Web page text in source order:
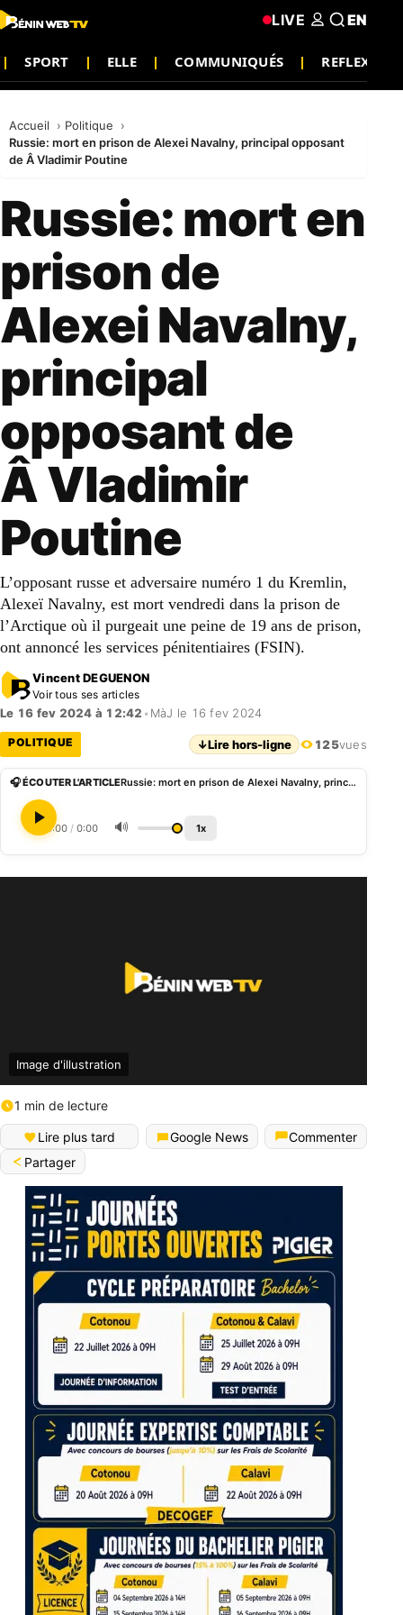
SPORT ELLE COMMUNIQUÉS REFLEXION
LIVE EN
Accueil
Politique
Russie: mort en prison de Alexei Navalny, principal opposant
de Â Vladimir Poutine
Russie: mort en
prison de
Alexei Navalny,
principal
opposant de
Â Vladimir
Poutine
L’opposant russe et adversaire numéro 1 du Kremlin,
Alexeï Navalny, est mort vendredi dans la prison de
l’Arctique où il purgeait une peine de 19 ans de prison,
ont annoncé les services pénitentiaires (FSIN).
Vincent DEGUENON
Voir tous ses articles
Le 16 fev 2024 à 12:42 • MàJ le 16 fev 2024
POLITIQUE ↓Lire hors-ligne 125vues
🎧 ÉCOUTER L'ARTICLE Russie: mort en prison de Alexei Navalny, principal opposant de Â Vladimir Poutine
0:00 / 0:00 🔊 1x
Image d'illustration
1 min de lecture
Lire plus tard Google News
Commenter
Partager